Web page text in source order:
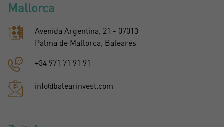
Mallorca
Avenida Argentina, 21 - 07013
Palma de Mallorca, Baleares
+34 971 71 91 91
info@balearinvest.com